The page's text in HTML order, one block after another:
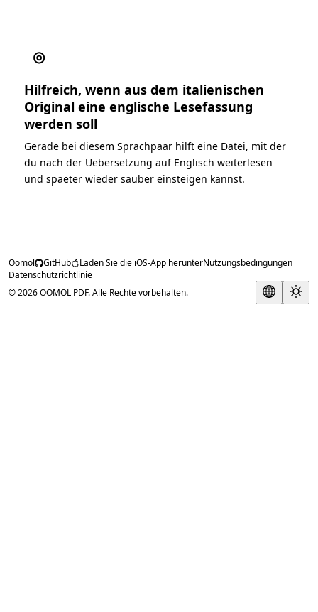
◎
Hilfreich, wenn aus dem italienischen
Original eine englische Lesefassung
werden soll
Gerade bei diesem Sprachpaar hilft eine Datei, mit der
du nach der Uebersetzung auf Englisch weiterlesen
und spaeter wieder sauber einsteigen kannst.
Oomol GitHub Laden Sie die iOS-App herunterNutzungsbedingungen
Datenschutzrichtlinie
© 2026 OOMOL PDF. Alle Rechte vorbehalten.